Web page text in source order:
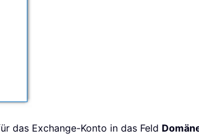
das Exchange-Konto in das Feld